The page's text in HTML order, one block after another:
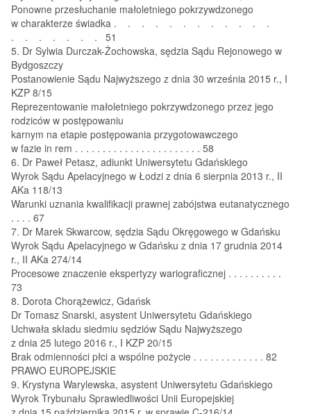
Ponowne przesłuchanie małoletniego pokrzywdzonego
w charakterze świadka . . . . . . . . . . . .
. . . . . . . 51
5. Dr Sylwia Durczak-Żochowska, sędzia Sądu Rejonowego w
Bydgoszczy
Postanowienie Sądu Najwyższego z dnia 30 września 2015 r., I
KZP 8/15
Reprezentowanie małoletniego pokrzywdzonego przez jego
rodziców w postępowaniu
karnym na etapie postępowania przygotowawczego
w fazie in rem . . . . . . . . . . . . . . . . . . . . . . . 58
6. Dr Paweł Petasz, adiunkt Uniwersytetu Gdańskiego
Wyrok Sądu Apelacyjnego w Łodzi z dnia 6 sierpnia 2013 r., II
AKa 118/13
Warunki uznania kwalifikacji prawnej zabójstwa eutanatycznego
. . . . 67
7. Dr Marek Skwarcow, sędzia Sądu Okręgowego w Gdańsku
Wyrok Sądu Apelacyjnego w Gdańsku z dnia 17 grudnia 2014
r., II AKa 274/14
Procesowe znaczenie ekspertyzy wariograficznej . . . . . . . . . .
73
8. Dorota Chorążewicz, Gdańsk
Dr Tomasz Snarski, asystent Uniwersytetu Gdańskiego
Uchwała składu siedmiu sędziów Sądu Najwyższego
z dnia 25 lutego 2016 r., I KZP 20/15
Brak odmienności płci a wspólne pożycie . . . . . . . . . . . . . 82
PRAWO EUROPEJSKIE
9. Krystyna Warylewska, asystent Uniwersytetu Gdańskiego
Wyrok Trybunału Sprawiedliwości Unii Europejskiej